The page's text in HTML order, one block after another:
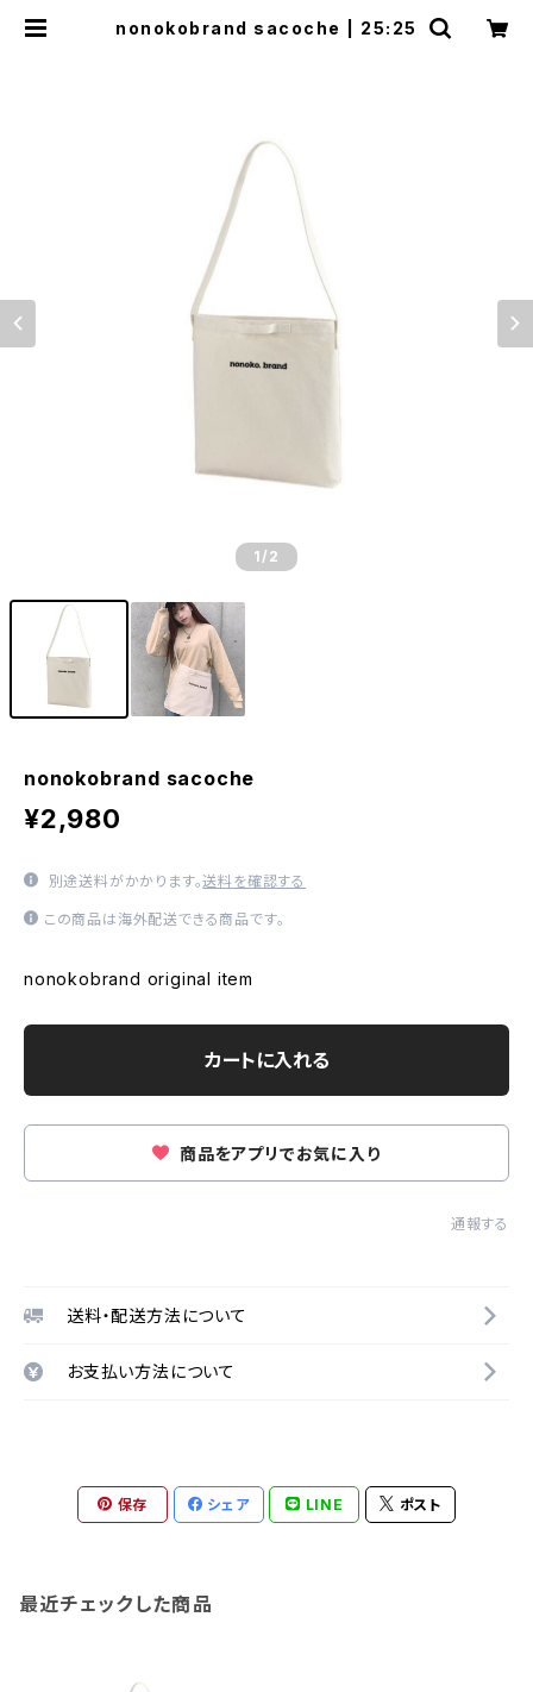
nonokobrand sacoche | 25:25
1 /2
nonokobrand sacoche
¥2,980
別途送料がかかります。送料を確認する
この商品は海外配送できる商品です。
nonokobrand original item
カートに入れる
商品をアプリでお気に入り
通報する
送料・配送方法について
お支払い方法について
保存 シェア LINE ポスト
最近チェックした商品